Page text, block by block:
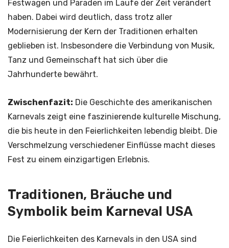
Festwagen und Paraden im Laufe der Zeit verändert
haben. Dabei wird deutlich, dass trotz aller
Modernisierung der Kern der Traditionen erhalten
geblieben ist. Insbesondere die Verbindung von Musik,
Tanz und Gemeinschaft hat sich über die
Jahrhunderte bewährt.
Zwischenfazit: Die Geschichte des amerikanischen
Karnevals zeigt eine faszinierende kulturelle Mischung,
die bis heute in den Feierlichkeiten lebendig bleibt. Die
Verschmelzung verschiedener Einflüsse macht dieses
Fest zu einem einzigartigen Erlebnis.
Traditionen, Bräuche und
Symbolik beim Karneval USA
Die Feierlichkeiten des Karnevals in den USA sind